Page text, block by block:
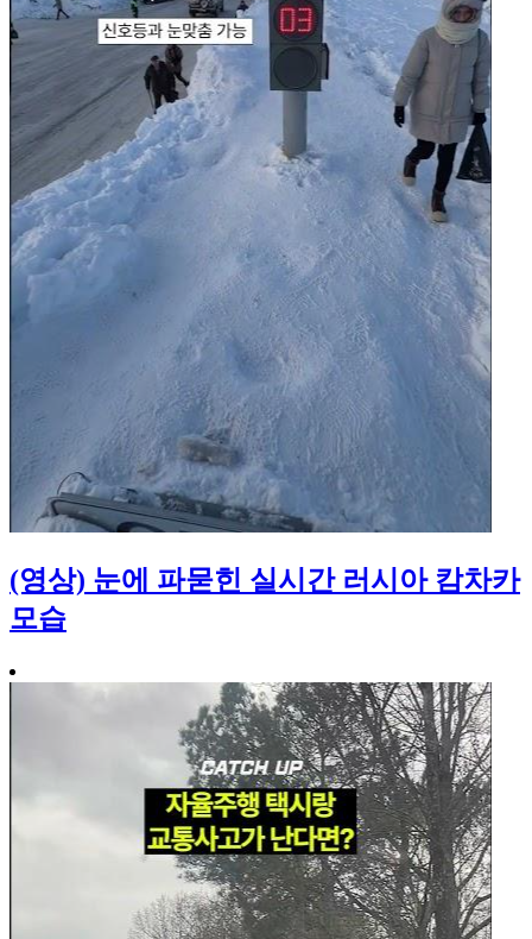
(영상) 눈에 파묻힌 실시간 러시아 캄차카
모습